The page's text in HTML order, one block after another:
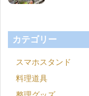
カテゴリー
スマホスタンド
料理道具